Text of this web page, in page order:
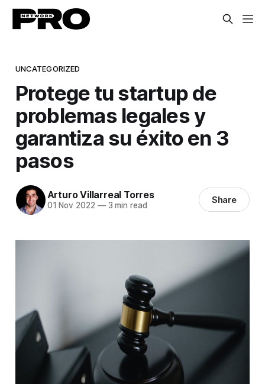
UNCATEGORIZED
Protege tu startup de
problemas legales y
garantiza su éxito en 3
pasos
Arturo Villarreal Torres
01 Nov 2022 —3 min read Share